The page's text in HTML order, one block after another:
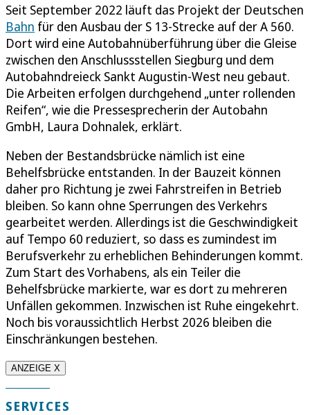
Seit September 2022 läuft das Projekt der Deutschen
Bahn für den Ausbau der S 13-Strecke auf der A 560.
Dort wird eine Autobahnüberführung über die Gleise
zwischen den Anschlussstellen Siegburg und dem
Autobahndreieck Sankt Augustin-West neu gebaut.
Die Arbeiten erfolgen durchgehend „unter rollenden
Reifen“, wie die Pressesprecherin der Autobahn
GmbH, Laura Dohnalek, erklärt.
Neben der Bestandsbrücke nämlich ist eine
Behelfsbrücke entstanden. In der Bauzeit können
daher pro Richtung je zwei Fahrstreifen in Betrieb
bleiben. So kann ohne Sperrungen des Verkehrs
gearbeitet werden. Allerdings ist die Geschwindigkeit
auf Tempo 60 reduziert, so dass es zumindest im
Berufsverkehr zu erheblichen Behinderungen kommt.
Zum Start des Vorhabens, als ein Teiler die
Behelfsbrücke markierte, war es dort zu mehreren
Unfällen gekommen. Inzwischen ist Ruhe eingekehrt.
Noch bis voraussichtlich Herbst 2026 bleiben die
Einschränkungen bestehen.
ANZEIGE X
SERVICES